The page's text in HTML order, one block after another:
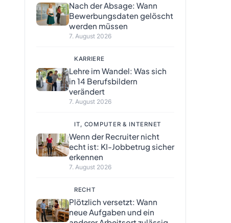
Nach der Absage: Wann
Bewerbungsdaten gelöscht
werden müssen
7. August 2026
KARRIERE
Lehre im Wandel: Was sich
in 14 Berufsbildern
verändert
7. August 2026
IT, COMPUTER & INTERNET
Wenn der Recruiter nicht
echt ist: KI-Jobbetrug sicher
erkennen
7. August 2026
RECHT
Plötzlich versetzt: Wann
neue Aufgaben und ein